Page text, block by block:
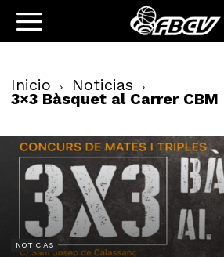
Inicio Noticias
3×3 Bàsquet al Carrer
NOTICIAS